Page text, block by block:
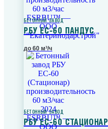
БЕТОННЫЙ ЗАВОД
РБУ ЕС-60 ПАНДУС
до 60 м³/ч
БЕТОННЫЙ ЗАВОД
РБУ ЕС-60 СТАЦИОНАР